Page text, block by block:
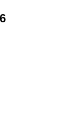
банка, который